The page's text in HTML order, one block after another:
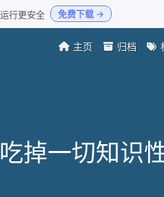
行更安全 免费下载 →
主页 归档
掉一切知识